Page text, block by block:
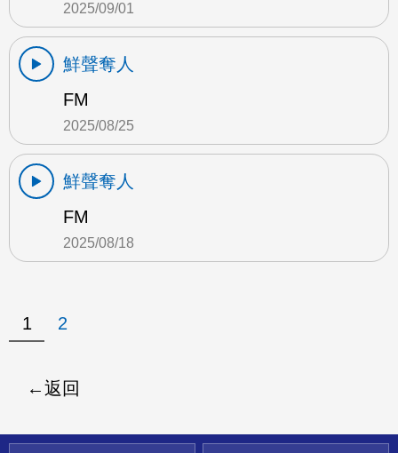
2025/09/01
鮮聲奪人
FM
2025/08/25
鮮聲奪人
FM
2025/08/18
1 2
返回